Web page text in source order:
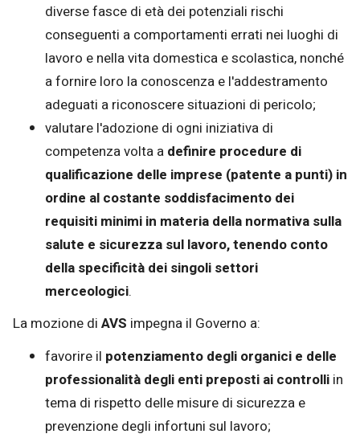
diverse fasce di età dei potenziali rischi
conseguenti a comportamenti errati nei luoghi di
lavoro e nella vita domestica e scolastica, nonché
a fornire loro la conoscenza e l'addestramento
adeguati a riconoscere situazioni di pericolo;
valutare l'adozione di ogni iniziativa di
competenza volta a definire procedure di
qualificazione delle imprese (patente a punti) in
ordine al costante soddisfacimento dei
requisiti minimi in materia della normativa sulla
salute e sicurezza sul lavoro, tenendo conto
della specificità dei singoli settori
merceologici.
La mozione di AVS impegna il Governo a:
favorire il potenziamento degli organici e delle
professionalità degli enti preposti ai controlli in
tema di rispetto delle misure di sicurezza e
prevenzione degli infortuni sul lavoro;